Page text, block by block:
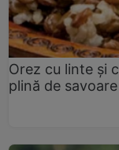
Orez cu linte și
plină de savoare